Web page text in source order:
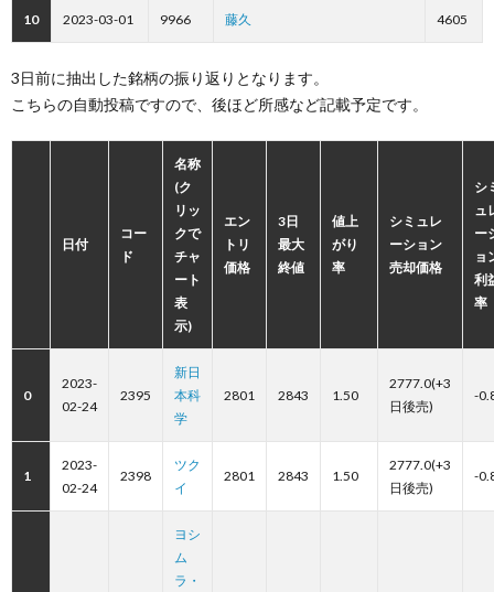
10 2023-03-01 9966 藤久 4605
3日前に抽出した銘柄の振り返りとなります。
こちらの自動投稿ですので、後ほど所感など記載予定です。
日付
コー
ド
名称
(ク
リッ
クで
チャ
ート
表
示)
エン
トリ
価格
3日
最大
終値
値上
がり
率
シミュレ
ーション
売却価格
シ
ュ
ー
ョ
利
率
0
2023-
02-24
2395
新日
本科
学
2801 2843 1.50
2777.0(+3
日後売)
-
1
2023-
02-24
2398
ツク
イ
2801 2843 1.50
2777.0(+3
日後売)
-
ヨシ
ム
ラ・